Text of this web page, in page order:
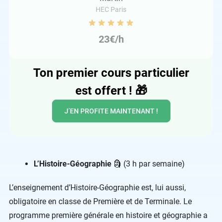
HEC Paris
23€/h
Ton premier cours particulier
est offert ! 🎁
J’EN PROFITE MAINTENANT !
L’Histoire-Géographie 🗿 (3 h par semaine)
L’enseignement d’Histoire-Géographie est, lui aussi,
obligatoire en classe de Première et de Terminale. Le
programme première générale en histoire et géographie a